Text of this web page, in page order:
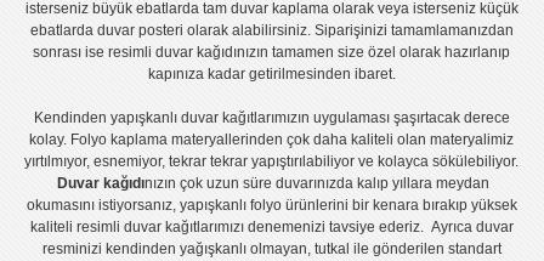
isterseniz büyük ebatlarda tam duvar kaplamaolarak veya isterseniz küçük
ebatlarda duvar posteri olarak alabilirsiniz. Siparişinizi tamamlamanızdan
sonrası iseresimli duvar kağıdınızın tamamen size özel olarak hazırlanıp
kapınıza kadar getirilmesinden ibaret.
Kendinden yapışkanlı duvar kağıtlarımızın uygulamasışaşırtacak derece
kolay. Folyo kaplama materyallerinden çok daha kaliteli olanmateryalimiz
yırtılmıyor, esnemiyor, tekrar tekrar yapıştırılabiliyor ve kolayca sökülebiliyor.
Duvar kağıdınızın çok uzun süre duvarınızda kalıp yıllara meydan
okumasını istiyorsanız, yapışkanlı folyoürünlerini bir kenara bırakıp yüksek
kaliteli resimli duvar kağıtlarımızı denemenizi tavsiye ederiz. Ayrıca duvar
resminizi kendinden yağışkanlı olmayan, tutkal ile gönderilen standart